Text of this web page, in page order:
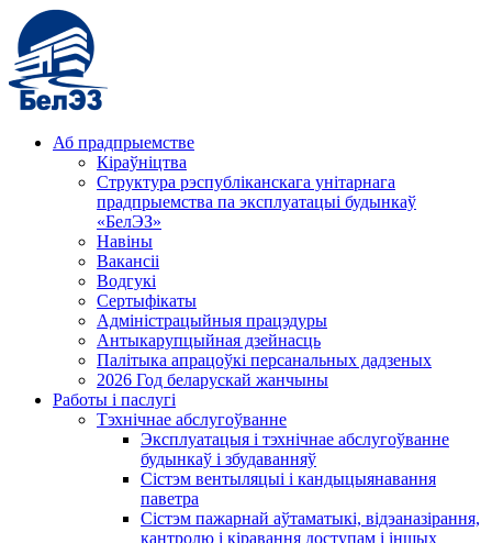
Аб прадпрыемстве
Кіраўніцтва
Структура рэспубліканскага унітарнага
прадпрыемства па эксплуатацыі будынкаў
«БелЭЗ»
Навіны
Вакансіі
Водгукі
Сертыфікаты
Адміністрацыйныя працэдуры
Антыкарупцыйная дзейнасць
Палітыка апрацоўкі персанальных дадзеных
2026 Год беларускай жанчыны
Работы і паслугі
Тэхнічнае абслугоўванне
Эксплуатацыя і тэхнічнае абслугоўванне
будынкаў і збудаванняў
Сістэм вентыляцыі і кандыцыянавання
паветра
Сістэм пажарнай аўтаматыкі, відэаназірання,
кантролю і кіравання доступам і іншых